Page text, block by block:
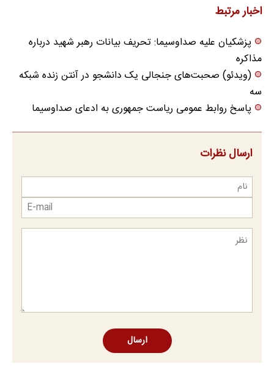
اخبار مرتبط
پزشکیان علیه صداوسیما: تحریف بیانات رهبر شهید درباره
مذاکره
(ویدئو) صحبت‌های جنجالی یک دانشجو در آنتن زنده شبکه
سه
پاسخ روابط عمومی ریاست جمهوری به ادعای صداوسیما
ارسال نظرات
ارسال